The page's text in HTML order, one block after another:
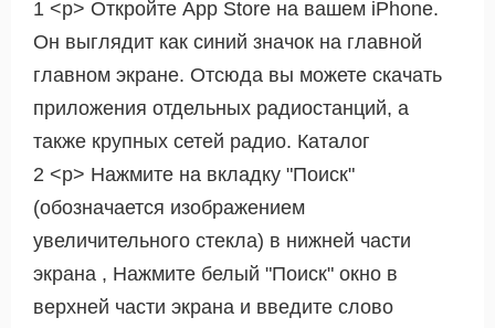
1 <р> Откройте App Store на вашем iPhone.
Он выглядит как синий значок на главной
главном экране. Отсюда вы можете скачать
приложения отдельных радиостанций, а
также крупных сетей радио. Каталог
2 <р> Нажмите на вкладку "Поиск"
(обозначается изображением
увеличительного стекла) в нижней части
экрана , Нажмите белый "Поиск" окно в
верхней части экрана и введите слово